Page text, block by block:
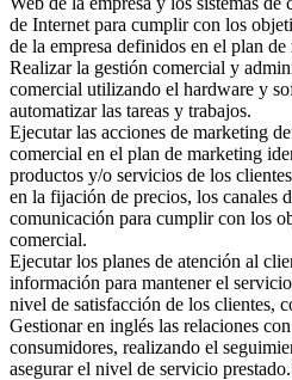
de Internet para cumplir con los
de la empresa definidos en el plan
Realizar la gestión comercial y
comercial utilizando el hardware y
automatizar las tareas y trabajos.
Ejecutar las acciones de marketing
comercial en el plan de marketing
productos y/o servicios de los
en la fijación de precios, los canales
comunicación para cumplir con los
comercial.
Ejecutar los planes de atención al
información para mantener el
nivel de satisfacción de los clientes,
Gestionar en inglés las relaciones
consumidores, realizando el
asegurar el nivel de servicio